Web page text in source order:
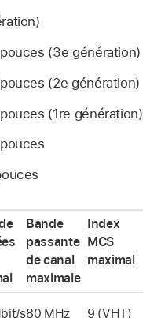
(3e génération)
(2e génération)
(1re génération)
Bande
passante
de canal
maximale
Index
MCS
maximal
s80 MHz 9 (VHT)